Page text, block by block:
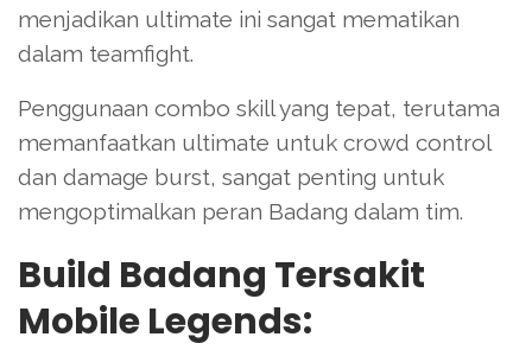
menjadikan ultimate ini sangat mematikan
dalam teamfight.
Penggunaan combo skill yang tepat, terutama
memanfaatkan ultimate untuk crowd control
dan damage burst, sangat penting untuk
mengoptimalkan peran Badang dalam tim.
Build Badang Tersakit
Mobile Legends: